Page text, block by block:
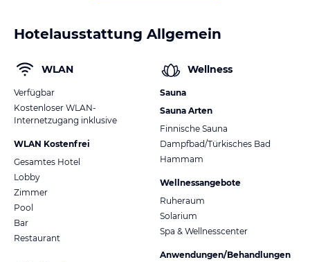
Hotelausstattung Allgemein
WLAN
Verfügbar
Kostenloser WLAN-
Internetzugang inklusive
WLAN Kostenfrei
Gesamtes Hotel
Lobby
Zimmer
Pool
Bar
Restaurant
Wellness
Sauna
Sauna Arten
Finnische Sauna
Dampfbad/Türkisches Bad
Hammam
Wellnessangebote
Ruheraum
Solarium
Spa & Wellnesscenter
Anwendungen/Behandlungen